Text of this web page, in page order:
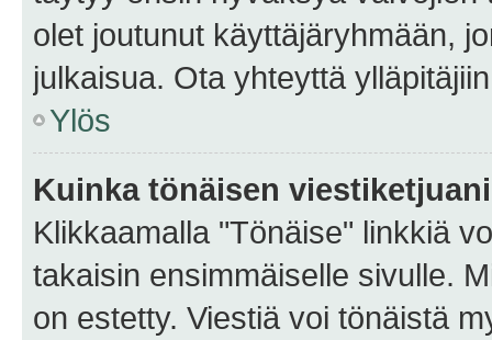
olet joutunut käyttäjäryhmään,
julkaisua. Ota yhteyttä
Ylös
Kuinka tönäisen
Klikkaamalla "Tönäise" linkkiä
takaisin ensimmäiselle sivulle.
on estetty. Viestiä voi tönäistä